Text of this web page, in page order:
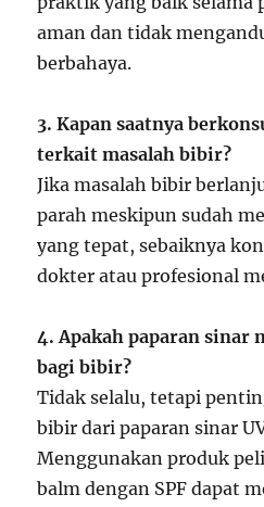
aman dan tidak
berbahaya.
3. Kapan saatnya
terkait masalah bibir?
Jika masalah bibir
parah meskipun sudah
yang tepat, sebaiknya
dokter atau profesional
4. Apakah paparan sinar
bagi bibir?
Tidak selalu, tetapi
bibir dari paparan sinar
Menggunakan produk
balm dengan SPF dapat